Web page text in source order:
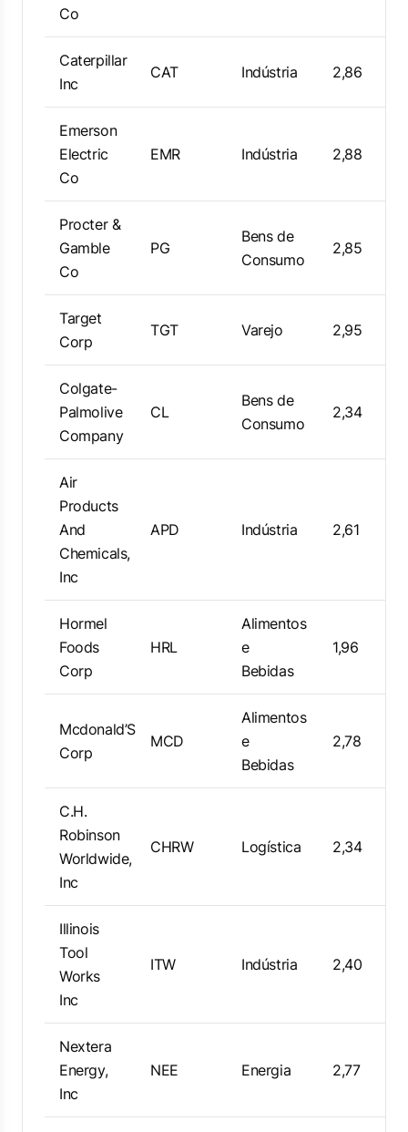
Co
Caterpillar
Inc
CAT Indústria 2,86
Emerson
Electric
Co
EMR Indústria 2,88
Procter &
Gamble
Co
PG
Bens de
Consumo
2,85
Target
Corp
TGT Varejo 2,95
Colgate-
Palmolive
Company
CL
Bens de
Consumo
2,34
Air
Products
And
Chemicals,
Inc
APD Indústria 2,61
Hormel
Foods
Corp
HRL
Alimentos
e
Bebidas
1,96
Mcdonald’S
Corp
MCD
Alimentos
e
Bebidas
2,78
C.H.
Robinson
Worldwide,
Inc
CHRW Logística 2,34
Illinois
Tool
Works
Inc
ITW Indústria 2,40
Nextera
Energy,
Inc
NEE Energia 2,77